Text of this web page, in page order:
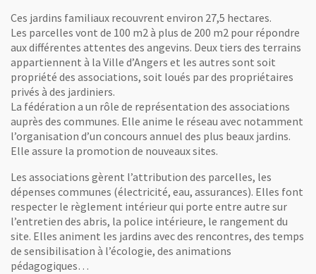
Ces jardins familiaux recouvrent environ 27,5 hectares.
Les parcelles vont de 100 m2 à plus de 200 m2 pour répondre
aux différentes attentes des angevins. Deux tiers des terrains
appartiennent à la Ville d’Angers et les autres sont soit
propriété des associations, soit loués par des propriétaires
privés à des jardiniers.
La fédération a un rôle de représentation des associations
auprès des communes. Elle anime le réseau avec notamment
l’organisation d’un concours annuel des plus beaux jardins.
Elle assure la promotion de nouveaux sites.
Les associations gèrent l’attribution des parcelles, les
dépenses communes (électricité, eau, assurances). Elles font
respecter le règlement intérieur qui porte entre autre sur
l’entretien des abris, la police intérieure, le rangement du
site. Elles animent les jardins avec des rencontres, des temps
de sensibilisation à l’écologie, des animations
pédagogiques…